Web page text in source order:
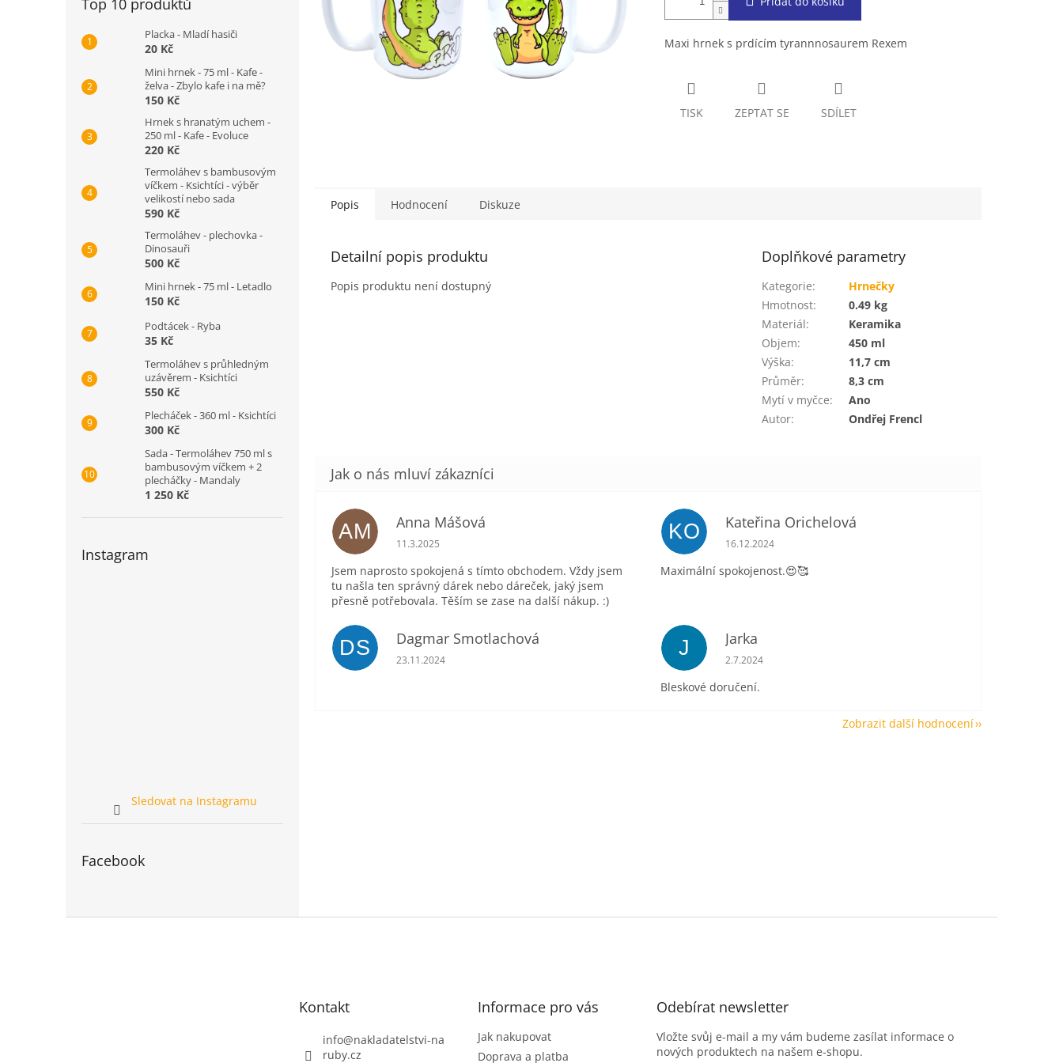
Top 10 produktů
Placka - Mladí hasiči
20 Kč
Mini hrnek - 75 ml - Kafe -
želva - Zbylo kafe i na mě?
150 Kč
Hrnek s hranatým uchem -
250 ml - Kafe - Evoluce
220 Kč
Termoláhev s bambusovým
víčkem - Ksichtíci - výběr
velikostí nebo sada
590 Kč
Termoláhev - plechovka -
Dinosauři
500 Kč
Mini hrnek - 75 ml - Letadlo
150 Kč
Podtácek - Ryba
35 Kč
Termoláhev s průhledným
uzávěrem - Ksichtíci
550 Kč
Plecháček - 360 ml - Ksichtíci
300 Kč
Sada - Termoláhev 750 ml s
bambusovým víčkem + 2
plecháčky - Mandaly
1 250 Kč
Instagram
Sledovat na Instagramu
Facebook
Maxi hrnek s prdícím tyrannnosaurem Rexem
TISK ZEPTAT SE SDÍLET
Popis Hodnocení Diskuze
Detailní popis produktu
Popis produktu není dostupný
Doplňkové parametry
Kategorie:
Hrnečky
Hmotnost:
0.49 kg
Materiál:
Keramika
Objem:
450 ml
Výška:
11,7 cm
Průměr:
8,3 cm
Mytí v myčce:
Ano
Autor: Ondřej Frencl
AM Anna Mášová
Hodnocení obchodu je 5 z 5 hvězdiček.
11.3.2025
Jsem naprosto spokojená s tímto obchodem. Vždy jsem
tu našla ten správný dárek nebo dáreček, jaký jsem
přesně potřebovala. Těším se zase na další nákup. :)
KO Kateřina Orichelová
Hodnocení obchodu je 5 z 5 hvězdiček.
16.12.2024
Maximální spokojenost.😍🥰
DS Dagmar Smotlachová
Hodnocení obchodu je 5 z 5 hvězdiček.
23.11.2024
J Jarka
Hodnocení obchodu je 5 z 5 hvězdiček.
2.7.2024
Bleskové doručení.
Zobrazit další hodnocení
Kontakt
info@nakladatelstvi-na
ruby.cz
Informace pro vás
Jak nakupovat
Doprava a platba
Odebírat newsletter
Vložte svůj e-mail a my vám budeme zasílat informace o
nových produktech na našem e-shopu.